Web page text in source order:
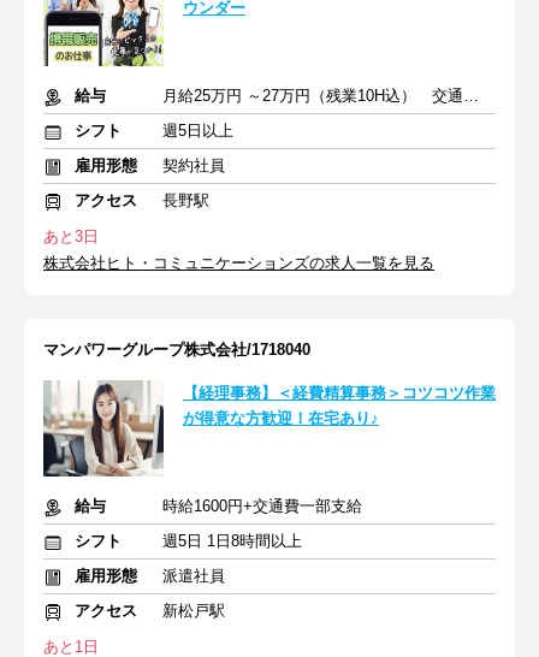
ウンダー
給与
月給25万円 ～27万円（残業10H込） 交通費全額支給
シフト
週5日以上
雇用形態
契約社員
アクセス
長野駅
あと3日
株式会社ヒト・コミュニケーションズの求人一覧を見る
マンパワーグループ株式会社/1718040
【経理事務】＜経費精算事務＞コツコツ作業
が得意な方歓迎！在宅あり♪
給与
時給1600円+交通費一部支給
シフト
週5日 1日8時間以上
雇用形態
派遣社員
アクセス
新松戸駅
あと1日